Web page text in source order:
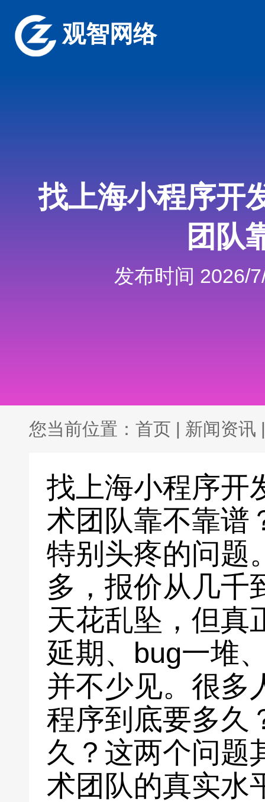
观智网络
找上海小程序开
团队
发布时间 2026/
您当前位置： 首页 | 新闻资讯 |
找上海小程序开
术团队靠不靠谱
特别头疼的问题
多，报价从几千
天花乱坠，但真
延期、bug一堆
并不少见。很多
程序到底要多久
久？这两个问题
术团队的真实水